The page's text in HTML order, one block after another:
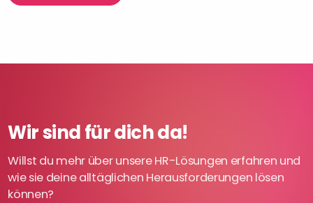
Wir sind für dich da!
Willst du mehr über unsere HR-Lösungen erfahren und
wie sie deine alltäglichen Herausforderungen lösen
können?